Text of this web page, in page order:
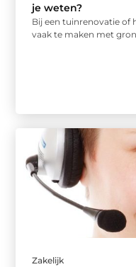
je weten?
Bij een tuinrenovatie of
vaak te maken met
Zakelijk